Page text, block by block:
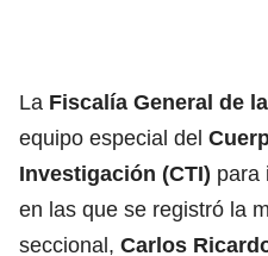
La Fiscalía General de
equipo especial del
Investigación (CTI) para
en las que se registró la
seccional, Carlos